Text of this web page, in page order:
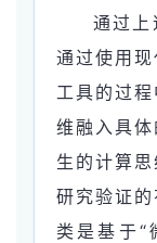
通过上
通过使用
工具的过
维融入具
生的计算
研究验证
类是基于